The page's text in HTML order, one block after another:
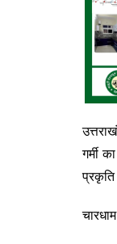
गर्मी
प्रकृति